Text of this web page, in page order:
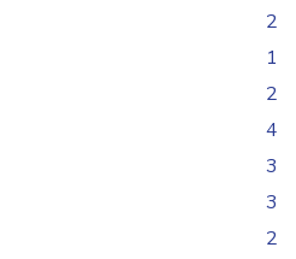
2
1
2
4
3
3
2